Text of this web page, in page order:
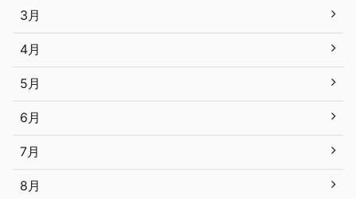
3月
4月
5月
6月
7月
8月